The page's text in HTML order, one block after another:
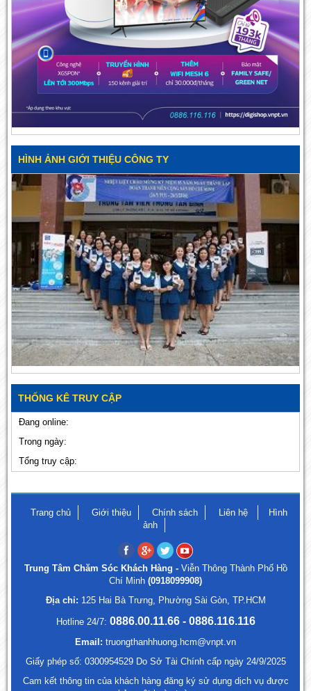
HÌNH ẢNH GIỚI THIỆU CÔNG TY
THỐNG KÊ TRUY CẬP
Đang online:
Trong ngày:
Tổng truy cập:
Trang chủ Giới thiệu Chính sách Liên hệ
Hình
ảnh
Trung Tâm Chăm Sóc Khách Hàng - Viễn Thông Thành Phố Hồ
Chí Minh (0918099908)
Địa chỉ: 125 Hai Bà Trưng, Phường Sài Gòn, TP.HCM
Hotline 24/7: 0886.00.11.66 - 0886.116.116
Email: truongthanhhuong.hcm@vnpt.vn
Giấy phép số: 0300954529 Do Sở Tài Chính cấp ngày 24/9/2025
Cam kết thông tin của khách hàng đăng ký sử dụng dịch vụ được